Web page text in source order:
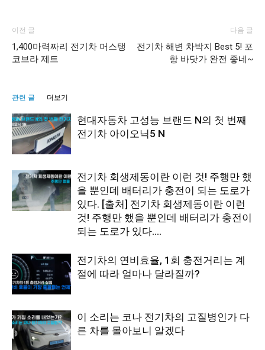
이전 글
1,400마력짜리 전기차 머스탱
코브라 제트
다음 글
전기차 해변 차박지 Best 5! 포
항 바닷가 완전 좋네~
관련 글 더보기
현대자동차 고성능 브랜드 N의 첫 번째
전기차 아이오닉5 N
전기차 회생제동이란 이런 것! 주행만 했
을 뿐인데 배터리가 충전이 되는 도로가
있다. [출처] 전기차 회생제동이란 이런
것! 주행만 했을 뿐인데 배터리가 충전이
되는 도로가 있다....
전기차의 연비효율, 1회 충전거리는 계
절에 따라 얼마나 달라질까?
이 소리는 코나 전기차의 고질병인가 다
른 차를 몰아보니 알겠다